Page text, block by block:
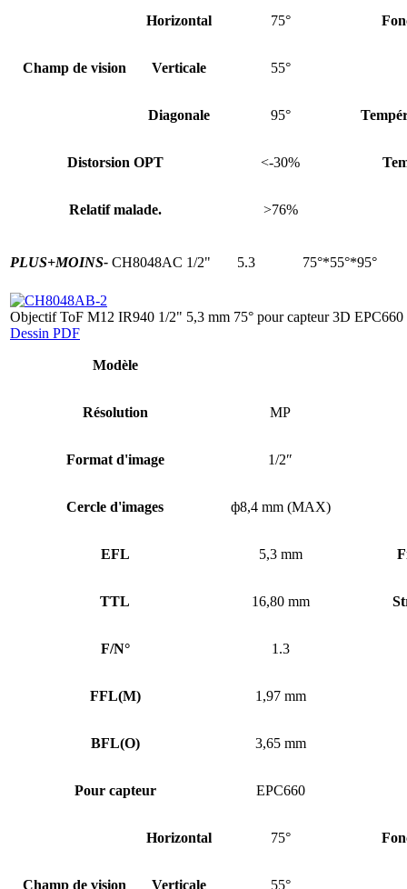
Champ de vision
Horizontal 75°
Verticale 55°
Diagonale 95°
Distorsion OPT <-30%
Relatif malade. >76%
PLUS+MOINS- CH8048AC 1/2" 5.3 75°*55°*95°
Objectif ToF M12 IR940 1/2" 5,3 mm 75° pour capteur 3D EPC660
Dessin PDF
Modèle
Résolution MP
Format d'image 1/2″
Cercle d'images ф8,4 mm (MAX)
EFL 5,3 mm
TTL 16,80 mm
F/N° 1.3
FFL(M) 1,97 mm
BFL(O) 3,65 mm
Pour capteur EPC660
Champ de vision
Horizontal 75°
Verticale 55°